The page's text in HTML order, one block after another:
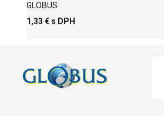
GLOBUS
1,33 € s DPH